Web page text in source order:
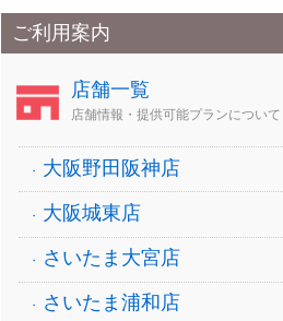
ご利用案内
店舗一覧
店舗情報・提供可能プランについて
大阪野田阪神店
大阪城東店
さいたま大宮店
さいたま浦和店